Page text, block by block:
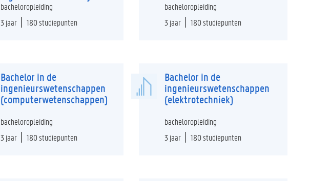
bacheloropleiding
3 jaar
180 studiepunten
bacheloropleiding
3 jaar
180 studiepunten
Bachelor in de
ingenieurswetenschappen
(computerwetenschappen)
bacheloropleiding
3 jaar
180 studiepunten
Bachelor in de
ingenieurswetenschappen
(elektrotechniek)
bacheloropleiding
3 jaar
180 studiepunten